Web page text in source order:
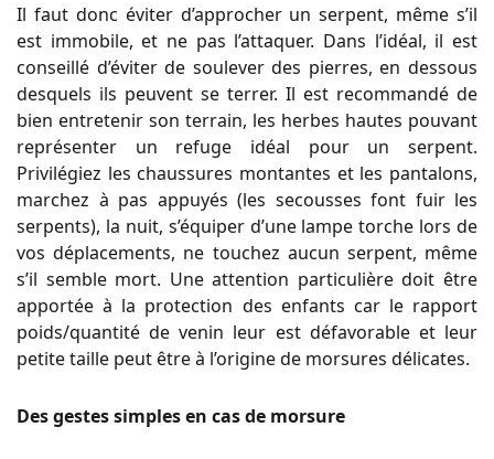
Il faut donc éviter d’approcher un serpent, même s’il
est immobile, et ne pas l’attaquer. Dans l’idéal, il est
conseillé d’éviter de soulever des pierres, en dessous
desquels ils peuvent se terrer. Il est recommandé de
bien entretenir son terrain, les herbes hautes pouvant
représenter un refuge idéal pour un serpent.
Privilégiez les chaussures montantes et les pantalons,
marchez à pas appuyés (les secousses font fuir les
serpents), la nuit, s’équiper d’une lampe torche lors de
vos déplacements, ne touchez aucun serpent, même
s’il semble mort. Une attention particulière doit être
apportée à la protection des enfants car le rapport
poids/quantité de venin leur est défavorable et leur
petite taille peut être à l’origine de morsures délicates.
Des gestes simples en cas de morsure